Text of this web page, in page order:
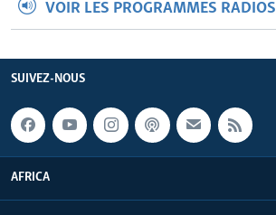
VOIR LES PROGRAMMES RADIOS
SUIVEZ-NOUS
AFRICA